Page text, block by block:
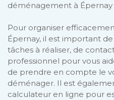
déménagement à Épernay
Pour organiser
Épernay, il est important
tâches à réaliser, de
professionnel pour vous
de prendre en compte le
déménager. Il est
calculateur en ligne pour